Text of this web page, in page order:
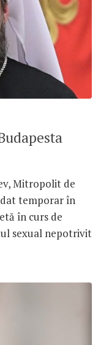
Mitropolit de
temporar în
în curs de
sexual nepotrivit